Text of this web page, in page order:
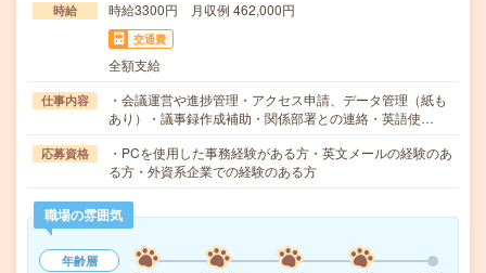
時給 時給3300円 月収例 462,000円
交通費
全額支給
仕事内容
・会議運営や進捗管理・アクセス申請、データ管理（紙も
あり）・議事録作成補助・関係部署との連絡・英語使…
応募資格
・PCを使用した事務経験がある方・英文メールの経験のあ
る方・外資系企業での経験のある方
職場の雰囲気
年齢層